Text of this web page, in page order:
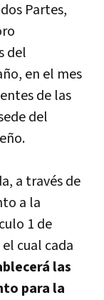
Partes,
del
en el mes
de las
del
a través de
a la
1 de
cual cada
las
para la